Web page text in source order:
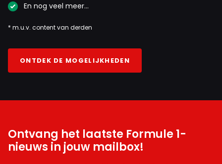
En nog veel meer…
* m.u.v. content van derden
ONTDEK DE MOGELIJKHEDEN
Ontvang het laatste Formule 1-
nieuws in jouw mailbox!